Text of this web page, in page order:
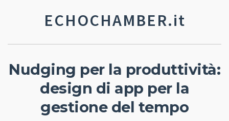
ECHOCHAMBER.it
Nudging per la produttività:
design di app per la
gestione del tempo